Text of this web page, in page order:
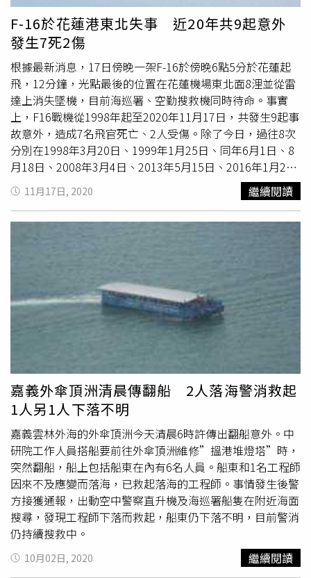
商，這也算是老天賜予的「小年終獎金」。
F-16於花蓮港東北失事 近20年共9起意外
發生7死2傷
根據最新消息，17日傍晚一架F-16於傍晚6點5分於花蓮起
飛，12分鐘，光點最後的位置在花蓮機場東北面8浬並從雷
達上消失墜機，目前海巡署、空勤搜救機同時待命。事實
上，F16戰機從1998年起至2020年11月17日，共發生9起事
故意外，造成7名飛官死亡、2人受傷。除了今日，過往8次
分別在1998年3月20日、1999年1月25日、同年6月1日、8
月18日、2008年3月4日、2013年5月15日、2016年1月22
日、2018年6月4日發生，雖然容易失事，但我國卻仍一直
不斷購入F16戰機。美國前國家安全顧問波頓新書指出，去
年美國售台66架F-16戰機，川普總統一度臨陣反悔，因為自
己力陳總算沒生變。這筆總額80億美元的軍售，是近年F-16
最大一筆訂單，也使我國採購F-16總數達到216架，排名全
球第5。F-16墜機事件歷史回顧：1998年3月20日，編號
6828號F-16B雙座機，於澎湖花嶼外海失事，溫進嵩少校、
章嘉成上尉失蹤。1999年1月25日，編號6813號F-16B，在
台東太麻里山區撞山失事墜毀，張嘉鯤中校、戴維康少校死
亡。1999年6月1日，編號6638號F-16A，於綠島西南外海
年8月18日，編號6680號F-16A，在嘉義空軍基地因發動機
故障推力消失墜毀，林更生少校彈射跳傘獲救。2008年5月
4日，編號6706號F-16A，於花蓮外海執行夜間攔截演練
時，因不明原因失聯，丁世寶少校失蹤。2013年5月15日
義外海，編號6622號F-16A，在高雄外海發動機熄火，空中
開車無效，吳彥霆中尉跳傘獲救。2016年1月22日，中華民
國空軍派駐美國路克空軍基地受訓的F-16A(美軍編號93-
0711)，在進行空戰訓練時墜毀，原因推測為G力過大導致
飛行員失能，高鼎程少校死亡。2018年6月4日，空軍花蓮
基地一架編號6685的單座F-16A戰機，下午1時43分執行萬
安防空演習假想敵機任務，於基隆市暖暖區山區光點消失，
飛行員吳彥霆殉職。
11月17日, 2020 繼續閱讀
嘉義外傘頂洲清晨傳翻船 2人落海警消救起
1人另1人下落不明
嘉義雲林外海的外傘頂洲今天清晨6時許傳出翻船意外。中
研院工作人員搭船要前往外傘頂洲維修”搵港堆燈塔”時，
突然翻船，船上包括船東在內有6名人員。船東和1名工程師
因來不及應變而落海，已救起落海的工程師。事情發生後警
方接獲通報，出動空中警察直升機及海巡署船隻在附近海面
搜尋，發現工程師下落而救起，船東仍下落不明，目前警消
仍持續搜救中。
10月02日, 2020 繼續閱讀